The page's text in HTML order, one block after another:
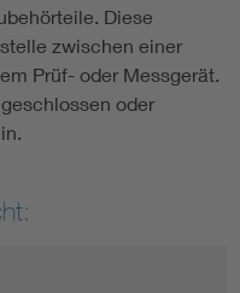
Diese
zwischen einer
Prüf- oder Messgerät.
oder